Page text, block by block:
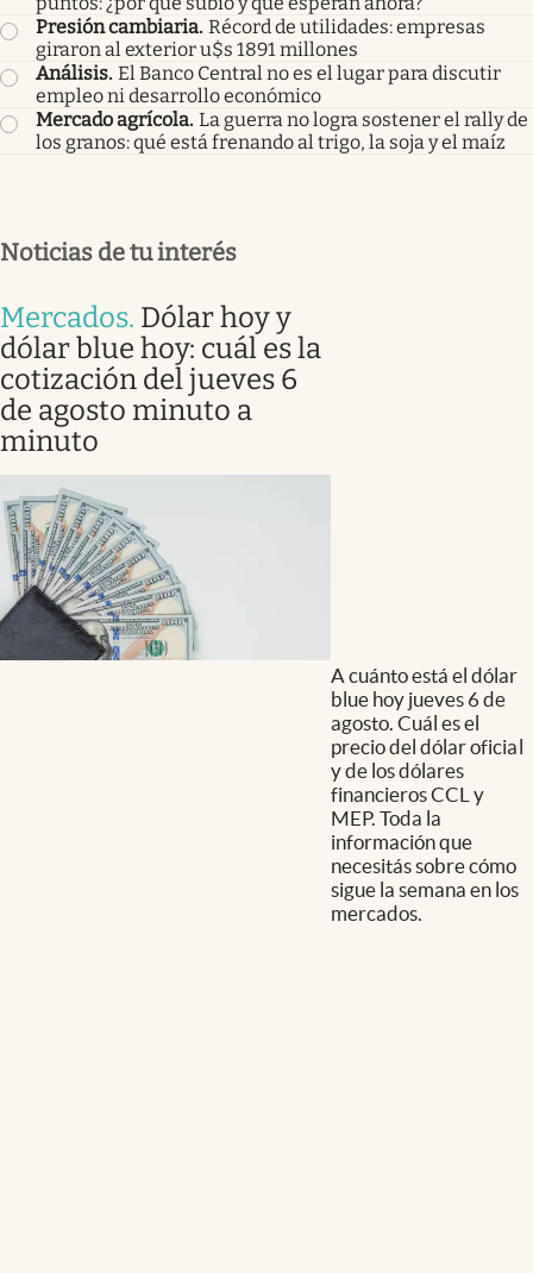
Presión cambiaria. Récord de utilidades: empresas
giraron al exterior u$s 1891 millones
Análisis. El Banco Central no es el lugar para discutir
empleo ni desarrollo económico
Mercado agrícola. La guerra no logra sostener el rally de
los granos: qué está frenando al trigo, la soja y el maíz
Noticias de tu interés
Mercados. Dólar hoy y
dólar blue hoy: cuál es la
cotización del jueves 6
de agosto minuto a
minuto
A cuánto está el dólar
blue hoy jueves 6 de
agosto. Cuál es el
precio del dólar oficial
y de los dólares
financieros CCL y
MEP. Toda la
información que
necesitás sobre cómo
sigue la semana en los
mercados.